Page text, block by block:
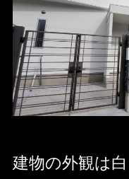
建物の外観は